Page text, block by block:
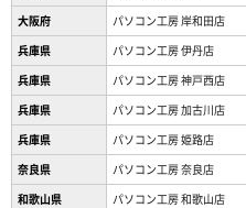
大阪府
パソコン工房 岸和田店
兵庫県
パソコン工房 伊丹店
兵庫県
パソコン工房 神戸西店
兵庫県
パソコン工房 加古川店
兵庫県
パソコン工房 姫路店
奈良県
パソコン工房 奈良店
和歌山県
パソコン工房 和歌山店